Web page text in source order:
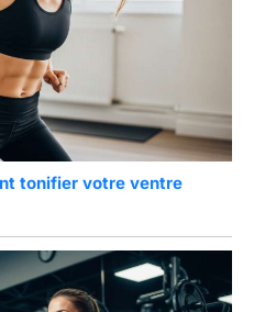
tonifier votre ventre